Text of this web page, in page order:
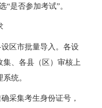
“是否参加考试”。
区市批量导入。各设
集、各县（区）审核上
统。
采集考生身份证号，